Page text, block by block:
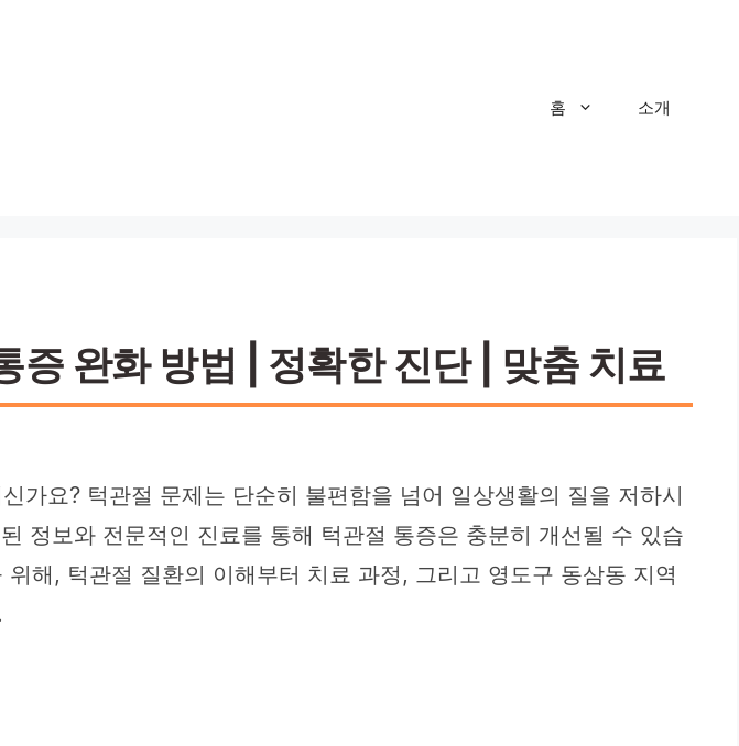
홈 소개
완화 방법 | 정확한 진단 | 맞춤 치료
가요? 턱관절 문제는 단순히 불편함을 넘어 일상생활의 질을 저하시
정보와 전문적인 진료를 통해 턱관절 통증은 충분히 개선될 수 있습
해, 턱관절 질환의 이해부터 치료 과정, 그리고 영도구 동삼동 지역